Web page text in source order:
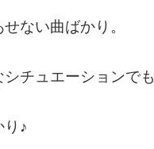
ない曲ばかり。
チュエーションでも
♪